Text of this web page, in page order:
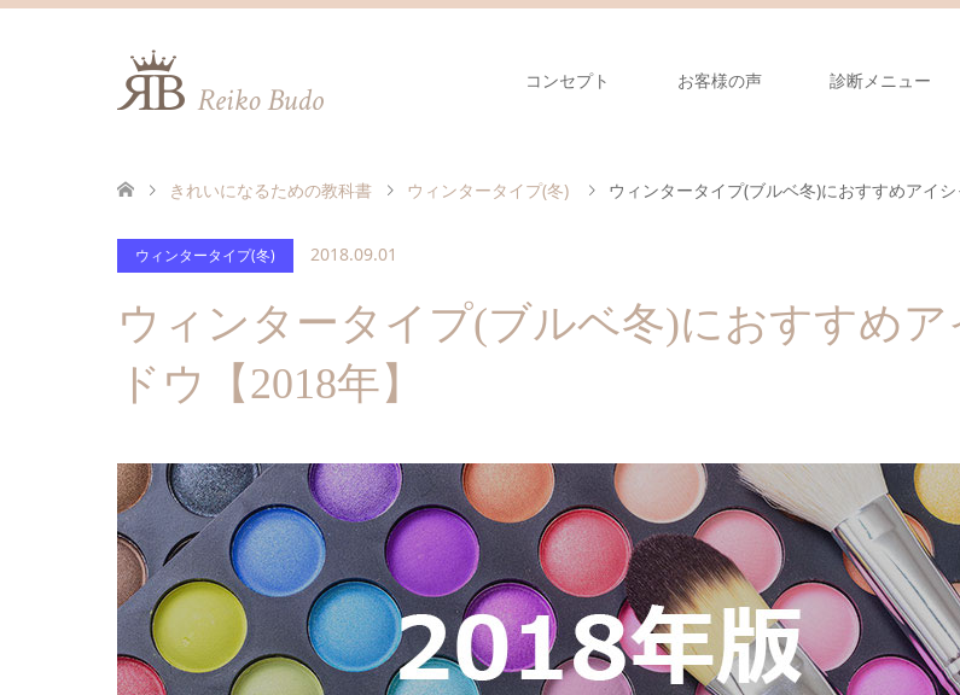
コンセプト お客様の声 診断メニュー
きれいになるための教科書 ウィンタータイプ(冬) ウィンタータイプ(ブルベ冬)におすすめアイシ
ウィンタータイプ(冬) 2018.09.01
ウィンタータイプ(ブルベ冬)におすすめア
ドウ【2018年】